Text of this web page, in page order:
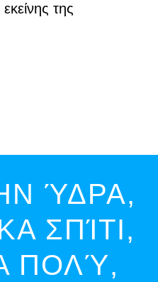
της
ΎΔΡΑ,
ΣΠΊΤΙ,
ΠΟΛΎ,